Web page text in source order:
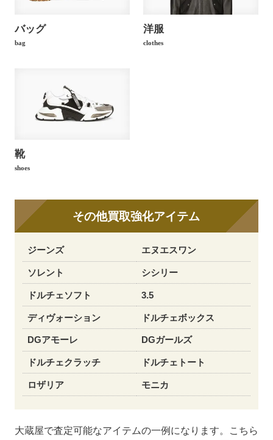
バッグ
bag
洋服
clothes
靴
shoes
その他買取強化アイテム
ジーンズ エヌエスワン
ソレント シシリー
ドルチェソフト 3.5
ディヴォーション ドルチェボックス
DGアモーレ DGガールズ
ドルチェクラッチ ドルチェトート
ロザリア モニカ
大蔵屋で査定可能なアイテムの一例になります。こちら